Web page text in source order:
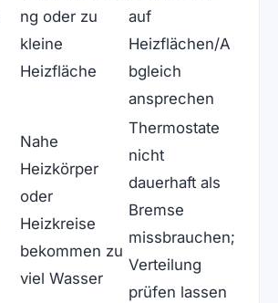
ng oder zu
kleine
Heizfläche
auf
Heizflächen/A
bgleich
ansprechen
Nahe
Heizkörper
oder
Heizkreise
bekommen zu
viel Wasser
Thermostate
nicht
dauerhaft als
Bremse
missbrauchen;
Verteilung
prüfen lassen